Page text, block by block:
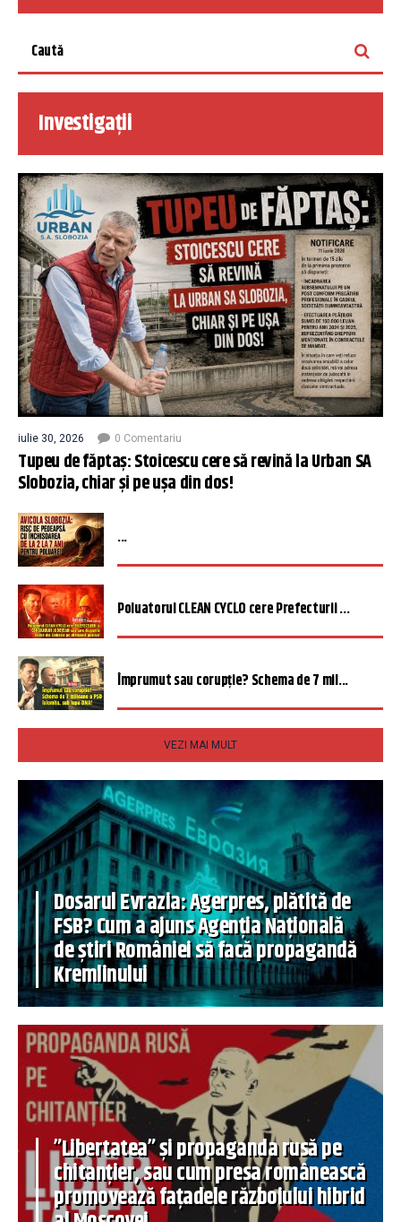
Investigații
iulie 30, 2026 0 Comentariu
Tupeu de făptaș: Stoicescu cere să revină la Urban SA
Slobozia, chiar și pe ușa din dos!
...
Poluatorul CLEAN CYCLO cere Prefecturii ...
Împrumut sau corupție? Schema de 7 mil...
VEZI MAI MULT
Dosarul Evrazia: Agerpres, plătită de
FSB? Cum a ajuns Agenția Națională
de știri României să facă propagandă
Kremlinului
”Libertatea” și propaganda rusă pe
chitanțier, sau cum presa românească
promovează fațadele războiului hibrid